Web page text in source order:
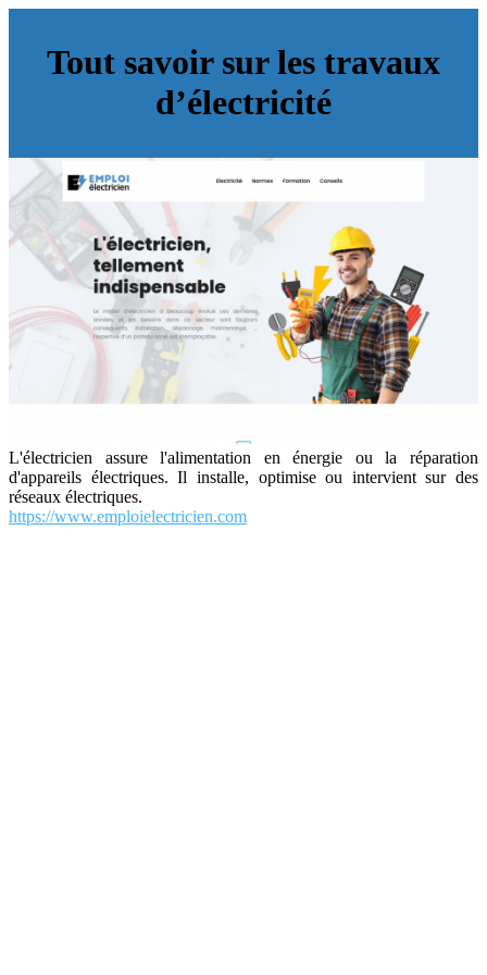
Tout savoir sur les travaux
d’électricité
L'électricien assure l'alimentation en énergie ou la réparation
d'appareils électriques. Il installe, optimise ou intervient sur des
réseaux électriques.
https://www.emploielectricien.com